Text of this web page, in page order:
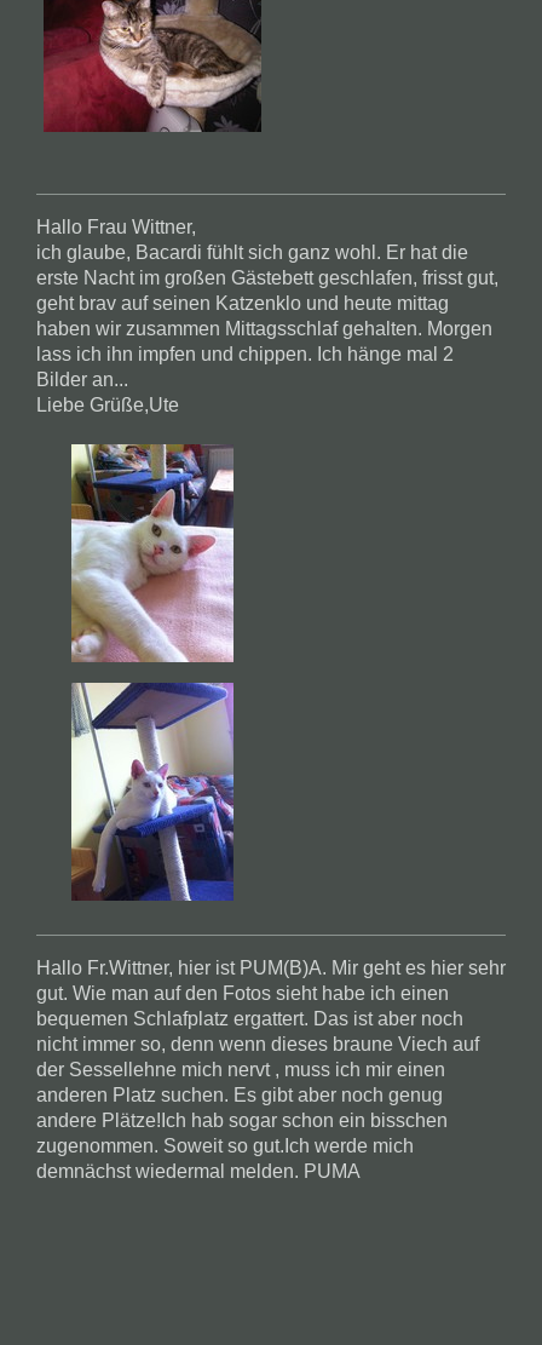
Hallo Frau Wittner,
ich glaube, Bacardi fühlt sich ganz wohl. Er hat die
erste Nacht im großen Gästebett geschlafen, frisst gut,
geht brav auf seinen Katzenklo und heute mittag
haben wir zusammen Mittagsschlaf gehalten. Morgen
lass ich ihn impfen und chippen. Ich hänge mal 2
Bilder an...
Liebe Grüße,Ute
Hallo Fr.Wittner, hier ist PUM(B)A. Mir geht es hier sehr
gut. Wie man auf den Fotos sieht habe ich einen
bequemen Schlafplatz ergattert. Das ist aber noch
nicht immer so, denn wenn dieses braune Viech auf
der Sessellehne mich nervt , muss ich mir einen
anderen Platz suchen. Es gibt aber noch genug
andere Plätze!Ich hab sogar schon ein bisschen
zugenommen. Soweit so gut.Ich werde mich
demnächst wiedermal melden. PUMA